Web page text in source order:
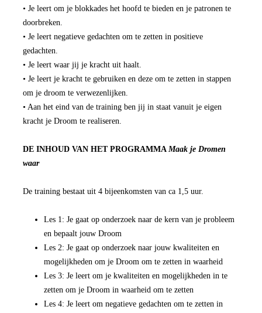
• Je leert om je blokkades het hoofd te bieden en je patronen te
doorbreken.
• Je leert negatieve gedachten om te zetten in positieve
gedachten.
• Je leert waar jij je kracht uit haalt.
• Je leert je kracht te gebruiken en deze om te zetten in stappen
om je droom te verwezenlijken.
• Aan het eind van de training ben jij in staat vanuit je eigen
kracht je Droom te realiseren.
DE INHOUD VAN HET PROGRAMMA Maak je Dromen
waar
De training bestaat uit 4 bijeenkomsten van ca 1,5 uur.
Les 1: Je gaat op onderzoek naar de kern van je probleem
en bepaalt jouw Droom
Les 2: Je gaat op onderzoek naar jouw kwaliteiten en
mogelijkheden om je Droom om te zetten in waarheid
Les 3: Je leert om je kwaliteiten en mogelijkheden in te
zetten om je Droom in waarheid om te zetten
Les 4: Je leert om negatieve gedachten om te zetten in